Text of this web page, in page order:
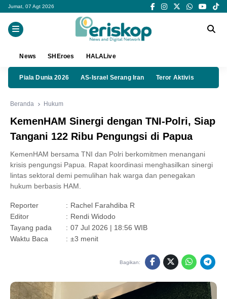
Jumat, 07 Agt 2026
News SHEroes HALALive
Piala Dunia 2026 AS-Israel Serang Iran Teror Aktivis
Beranda Hukum
KemenHAM Sinergi dengan TNI-Polri, Siap
Tangani 122 Ribu Pengungsi di Papua
KemenHAM bersama TNI dan Polri berkomitmen menangani
krisis pengungsi Papua. Rapat koordinasi menghasilkan sinergi
lintas sektoral demi pemulihan hak warga dan penegakan
hukum berbasis HAM.
Reporter : Rachel Farahdiba R
Editor
: Rendi Widodo
Tayang pada
: 07 Jul 2026 | 18:56 WIB
Waktu Baca
: ±3 menit
Bagikan: